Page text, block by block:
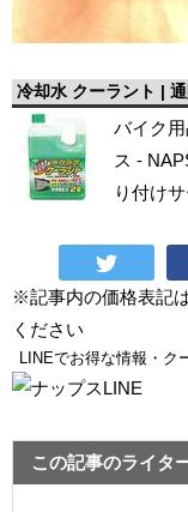
冷却水 クーラント |
バイク
ス -
り付け
※記事内の価格表記
ください
LINEでお得な情報・ク
この記事のライタ